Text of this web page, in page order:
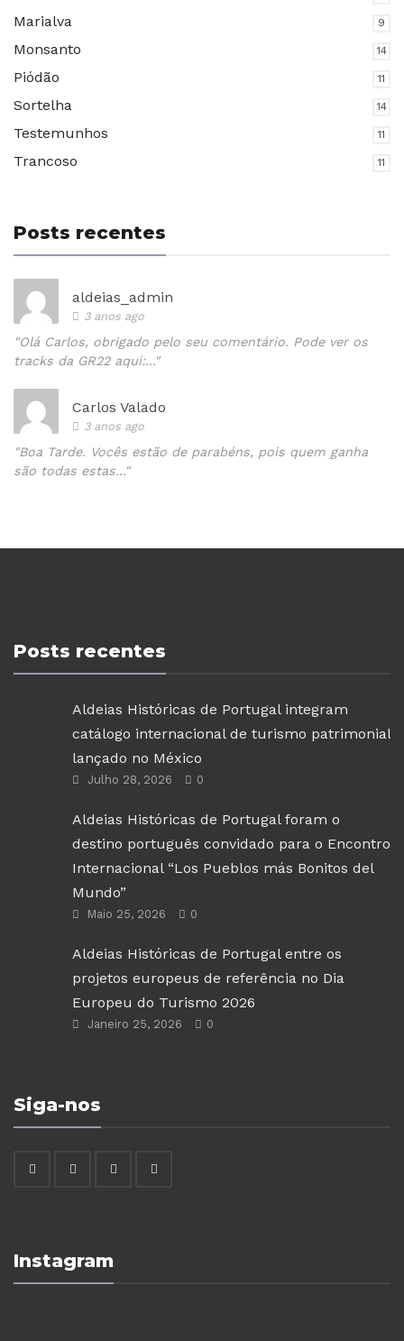
Marialva 9
Monsanto 14
Piódão 11
Sortelha 14
Testemunhos 11
Trancoso 11
Posts recentes
aldeias_admin
3 anos ago
"Olá Carlos, obrigado pelo seu comentário. Pode ver os
tracks da GR22 aqui:..."
Carlos Valado
3 anos ago
"Boa Tarde. Vocês estão de parabéns, pois quem ganha
são todas estas..."
Posts recentes
Aldeias Históricas de Portugal integram
catálogo internacional de turismo patrimonial
lançado no México
Julho 28, 2026 0
Aldeias Históricas de Portugal foram o
destino português convidado para o Encontro
Internacional “Los Pueblos más Bonitos del
Mundo”
Maio 25, 2026 0
Aldeias Históricas de Portugal entre os
projetos europeus de referência no Dia
Europeu do Turismo 2026
Janeiro 25, 2026 0
Siga-nos
Instagram